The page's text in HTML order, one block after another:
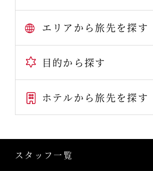
エリアから旅先を探す
目的から探す
ホテルから旅先を探す
スタッフ一覧